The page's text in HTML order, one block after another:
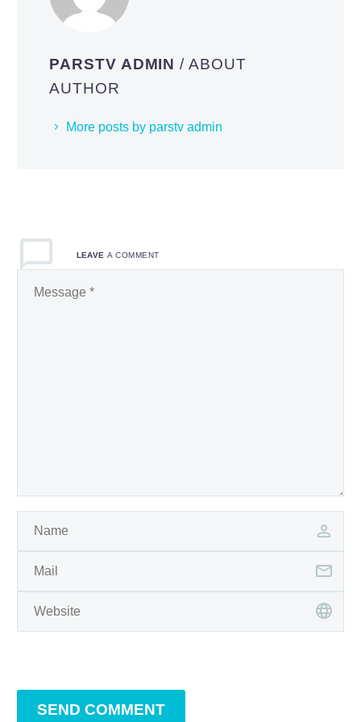
PARSTV ADMIN/ ABOUT
AUTHOR
More posts by parstv admin
LEAVEA COMMENT
SEND COMMENT